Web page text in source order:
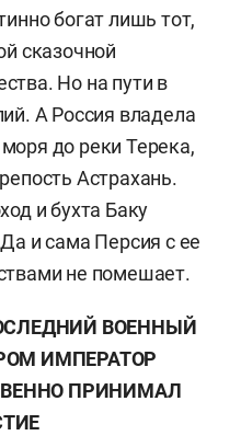
богат лишь тот,
сказочной
Но на пути в
А Россия владела
до реки Терека,
Астрахань.
и бухта Баку
и сама Персия с ее
не помешает.
ВОЕННЫЙ
ИМПЕРАТОР
ПРИНИМАЛ